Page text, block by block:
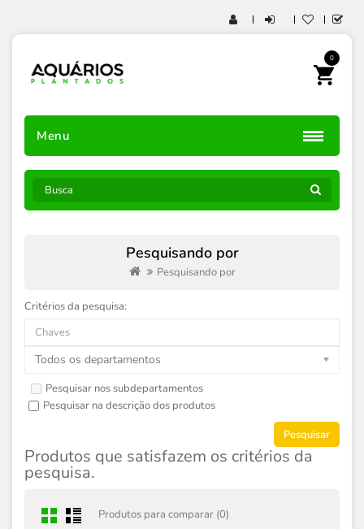
0
Menu
Pesquisando por
Pesquisando por
Critérios da pesquisa:
Todos os departamentos
Pesquisar nos subdepartamentos
Pesquisar na descrição dos produtos
Produtos que satisfazem os critérios da
pesquisa.
Produtos para comparar (0)